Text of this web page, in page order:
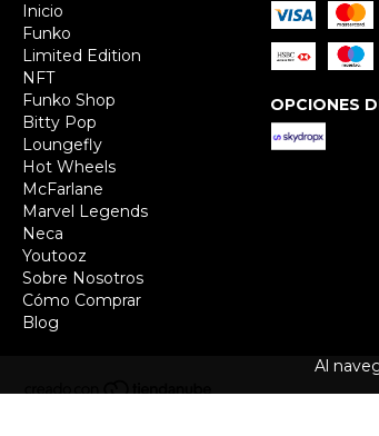
Al
Inicio
Funko
Limited Edition
NFT
Funko Shop
Bitty Pop
Loungefly
Hot Wheels
McFarlane
Marvel Legends
Neca
Youtooz
Sobre Nosotros
Cómo Comprar
Blog
OPCIONES